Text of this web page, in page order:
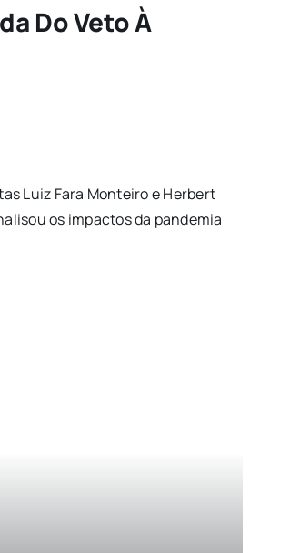
Do Veto À
Luiz Fara Monteiro e Herbert
os impactos da pandemia